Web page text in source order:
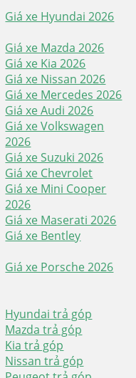
Giá xe Hyundai 2026
Giá xe Mazda 2026
Giá xe Kia 2026
Giá xe Nissan 2026
Giá xe Mercedes 2026
Giá xe Audi 2026
Giá xe Volkswagen
2026
Giá xe Suzuki 2026
Giá xe Chevrolet
Giá xe Mini Cooper
2026
Giá xe Maserati 2026
Giá xe Bentley
Giá xe Porsche 2026
Hyundai trả góp
Mazda trả góp
Kia trả góp
Nissan trả góp